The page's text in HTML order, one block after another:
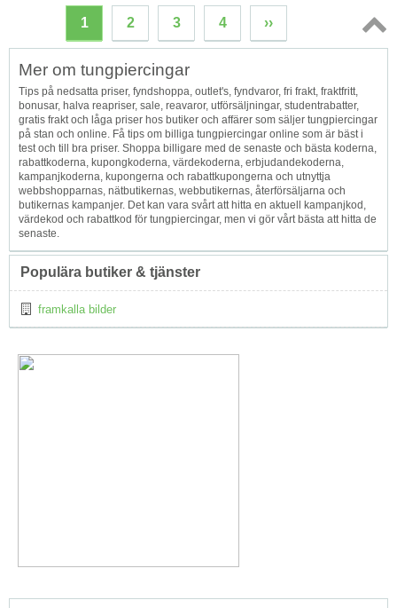
1 2 3 4 ››
Topp
Mer om tungpiercingar
Tips på nedsatta priser, fyndshoppa, outlet's, fyndvaror, fri frakt, fraktfritt,
bonusar, halva reapriser, sale, reavaror, utförsäljningar, studentrabatter,
gratis frakt och låga priser hos butiker och affärer som säljer tungpiercingar
på stan och online. Få tips om billiga tungpiercingar online som är bäst i
test och till bra priser. Shoppa billigare med de senaste och bästa koderna,
rabattkoderna, kupongkoderna, värdekoderna, erbjudandekoderna,
kampanjkoderna, kupongerna och rabattkupongerna och utnyttja
webbshopparnas, nätbutikernas, webbutikernas, återförsäljarna och
butikernas kampanjer. Det kan vara svårt att hitta en aktuell kampanjkod,
värdekod och rabattkod för tungpiercingar, men vi gör vårt bästa att hitta de
senaste.
Populära butiker & tjänster
framkalla bilder